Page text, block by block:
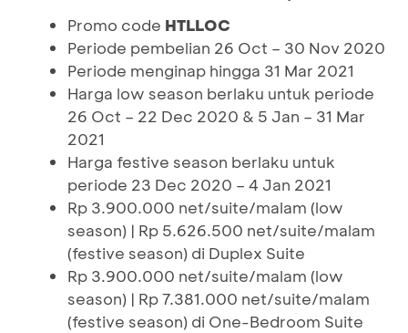
Promo code HTLLOC
Periode pembelian 26 Oct – 30 Nov 2020
Periode menginap hingga 31 Mar 2021
Harga low season berlaku untuk periode
26 Oct – 22 Dec 2020 & 5 Jan – 31 Mar
2021
Harga festive season berlaku untuk
periode 23 Dec 2020 – 4 Jan 2021
Rp 3.900.000 net/suite/malam (low
season) | Rp 5.626.500 net/suite/malam
(festive season) di Duplex Suite
Rp 3.900.000 net/suite/malam (low
season) | Rp 7.381.000 net/suite/malam
(festive season) di One-Bedroom Suite